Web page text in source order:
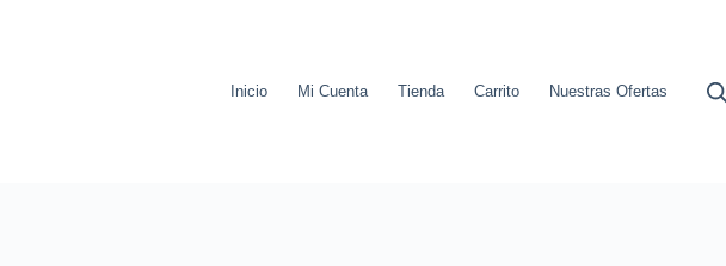
Inicio Mi Cuenta Tienda Carrito Nuestras Ofertas